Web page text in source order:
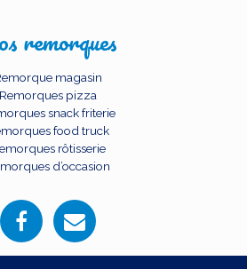
remorques
magasin
Remorques pizza
snack friterie
food truck
rôtisserie
d’occasion